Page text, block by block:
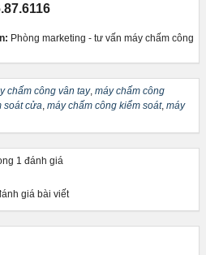
Phòng marketing - tư vấn máy chấm công
chấm công vân tay,máy chấm công
soát cửa ,máy chấm công kiểm soát,máy
1 đánh giá
giá bài viết